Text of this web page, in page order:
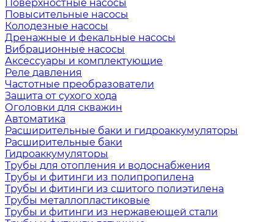
Поверхностные насосы
Повысительные насосы
Колодезные насосы
Дренажные и фекальные насосы
Вибрационные насосы
Аксессуары и комплектующие
Реле давления
Частотные преобразователи
Защита от сухого хода
Оголовки для скважин
Автоматика
Расширительные баки и гидроаккумуляторы
Расширительные баки
Гидроаккумуляторы
Трубы для отопления и водоснабжения
Трубы и фитинги из полипропилена
Трубы и фитинги из сшитого полиэтилена
Трубы металлопластиковые
Трубы и фитинги из нержавеющей стали